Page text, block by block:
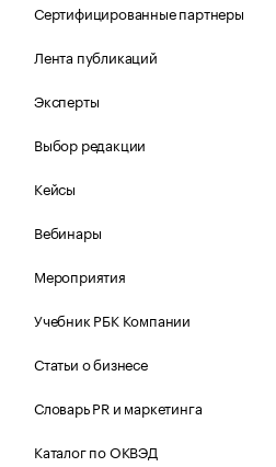
Сертифицированные партнеры
Лента публикаций
Эксперты
Выбор редакции
Кейсы
Вебинары
Мероприятия
Учебник РБК Компании
Статьи о бизнесе
Словарь PR и маркетинга
Каталог по ОКВЭД